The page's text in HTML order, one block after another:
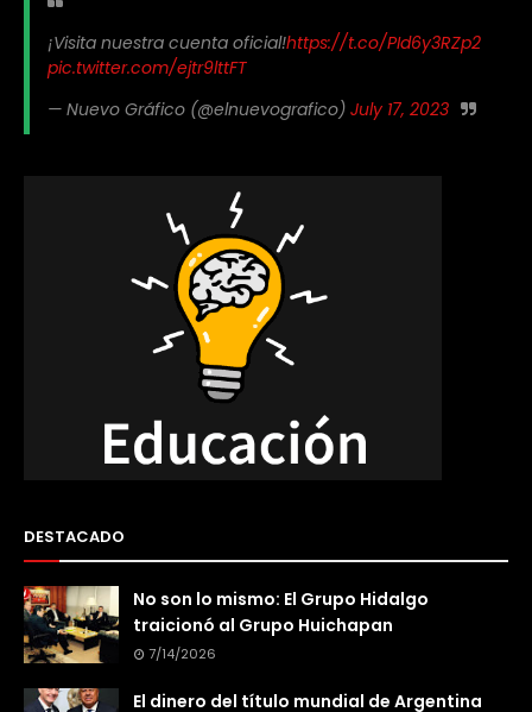
¡Visita nuestra cuenta oficial!https://t.co/PId6y3RZp2
pic.twitter.com/ejtr9lttFT
— Nuevo Gráfico (@elnuevografico) July 17, 2023
DESTACADO
No son lo mismo: El Grupo Hidalgo
traicionó al Grupo Huichapan
7/14/2026
El dinero del título mundial de Argentina